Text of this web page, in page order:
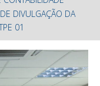
DIVULGAÇÃO DA
01